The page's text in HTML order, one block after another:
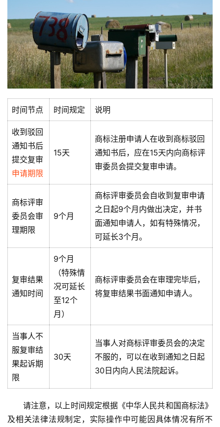
时间节点 时间规定 说明
收到驳回
通知书后
提交复审
申请期限
15天
商标注册申请人在收到商标驳回
通知书后，应在15天内向商标评
审委员会提交复审申请。
商标评审
委员会审
理期限
9个月
商标评审委员会自收到复审申请
之日起9个月内做出决定，并书
面通知申请人，如有特殊情况，
可延长3个月。
复审结果
通知时间
9个月
（特殊情
况可延长
至12个
月）
商标评审委员会在审理完毕后，
将复审结果书面通知申请人。
当事人不
服复审结
果起诉期
限
30天
当事人对商标评审委员会的决定
不服的，可以在收到通知之日起
30日内向人民法院起诉。
请注意，以上时间规定根据《中华人民共和国商标法》
及相关法律法规制定，实际操作中可能因具体情况有所不